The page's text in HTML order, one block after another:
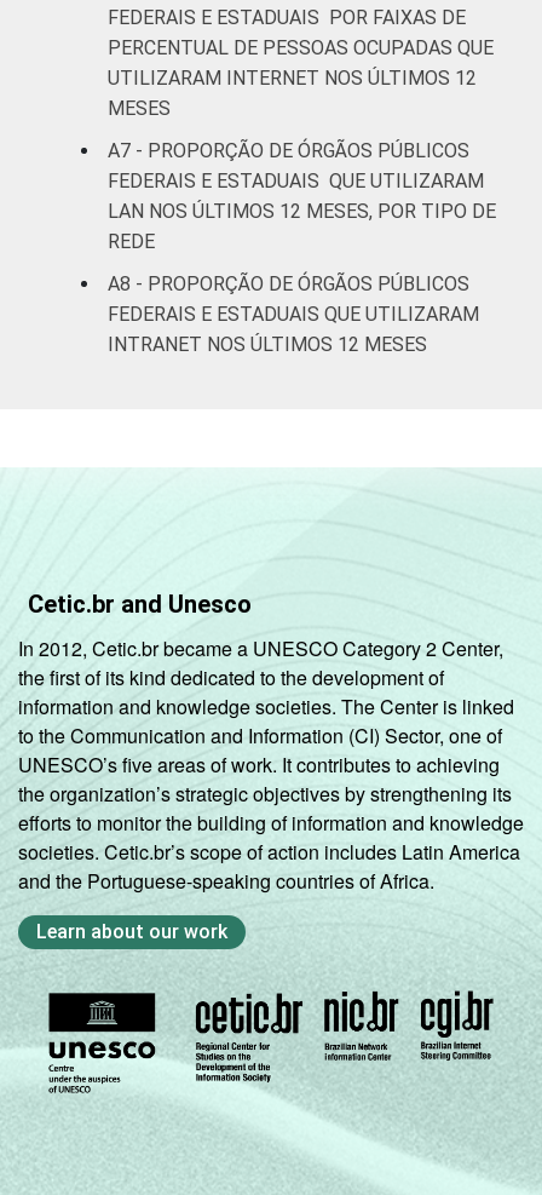
FEDERAIS E ESTADUAIS POR FAIXAS DE
PERCENTUAL DE PESSOAS OCUPADAS QUE
UTILIZARAM INTERNET NOS ÚLTIMOS 12
MESES
A7 - PROPORÇÃO DE ÓRGÃOS PÚBLICOS
FEDERAIS E ESTADUAIS QUE UTILIZARAM
LAN NOS ÚLTIMOS 12 MESES, POR TIPO DE
REDE
A8 - PROPORÇÃO DE ÓRGÃOS PÚBLICOS
FEDERAIS E ESTADUAIS QUE UTILIZARAM
INTRANET NOS ÚLTIMOS 12 MESES
Cetic.br and Unesco
In 2012, Cetic.br became a UNESCO Category 2 Center,
the first of its kind dedicated to the development of
information and knowledge societies. The Center is linked
to the Communication and Information (CI) Sector, one of
UNESCO’s five areas of work. It contributes to achieving
the organization’s strategic objectives by strengthening its
efforts to monitor the building of information and knowledge
societies. Cetic.br’s scope of action includes Latin America
and the Portuguese-speaking countries of Africa.
Learn about our work